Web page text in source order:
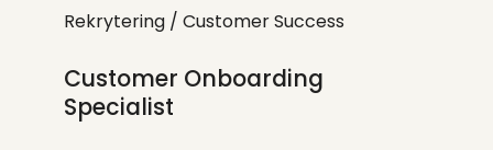
Rekrytering / Customer Success
Customer Onboarding
Specialist